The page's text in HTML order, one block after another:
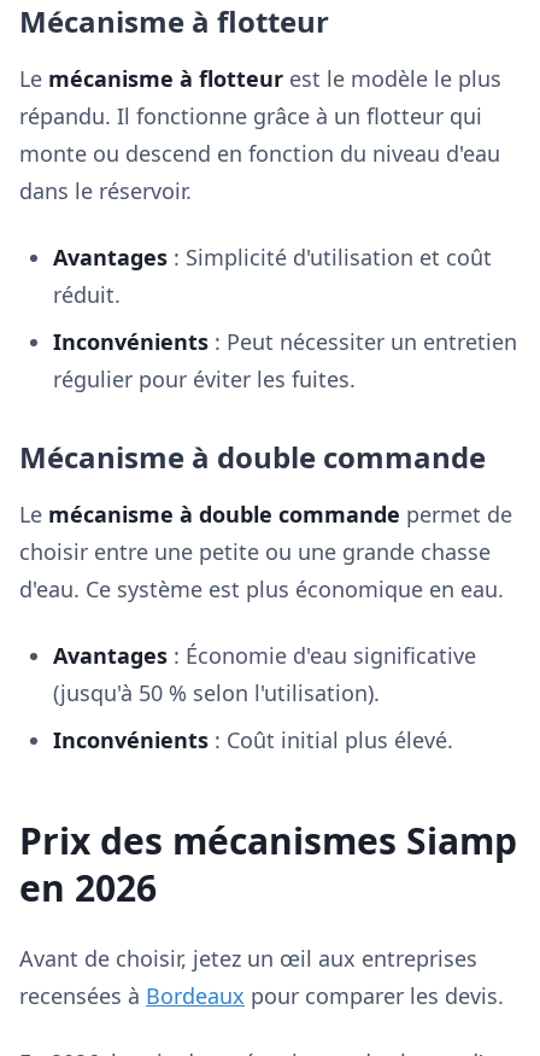
Mécanisme à flotteur
Le mécanisme à flotteur est le modèle le plus
répandu. Il fonctionne grâce à un flotteur qui
monte ou descend en fonction du niveau d'eau
dans le réservoir.
Avantages : Simplicité d'utilisation et coût
réduit.
Inconvénients : Peut nécessiter un entretien
régulier pour éviter les fuites.
Mécanisme à double commande
Le mécanisme à double commande permet de
choisir entre une petite ou une grande chasse
d'eau. Ce système est plus économique en eau.
Avantages : Économie d'eau significative
(jusqu'à 50 % selon l'utilisation).
Inconvénients : Coût initial plus élevé.
Prix des mécanismes Siamp
en 2026
Avant de choisir, jetez un œil aux entreprises
recensées à Bordeaux pour comparer les devis.